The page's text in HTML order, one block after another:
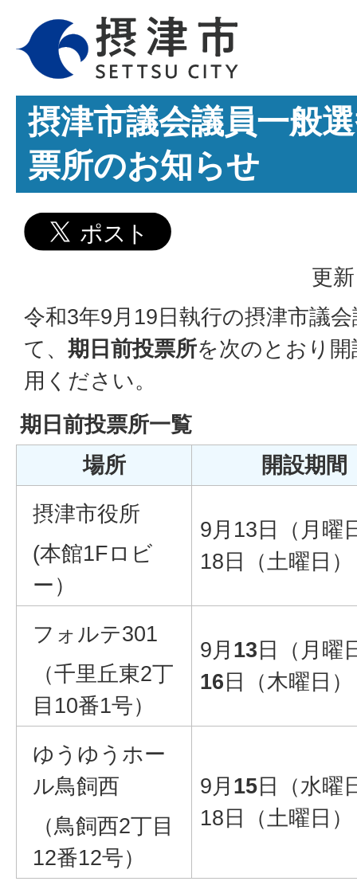
摂津市議会議員一般
票所のお知らせ
更
令和3年9月19日執行の摂津市議
て、 期日前投票所を次のとおり
用ください。
期日前投票所一覧
場所
開設期間
摂津市役所
(本館1Fロビ
ー）
9月13日（月曜
18日（土曜日）
フォルテ301
（千里丘東2丁
目10番1号）
9月 13日（月曜
16日（木曜日）
ゆうゆうホー
ル鳥飼西
（鳥飼西2丁目
12番12号）
9月 15日（水曜
18日（土曜日）